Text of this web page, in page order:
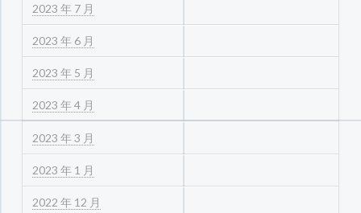
2023 年 7 月
2023 年 6 月
2023 年 5 月
2023 年 4 月
2023 年 3 月
2023 年 1 月
2022 年 12 月